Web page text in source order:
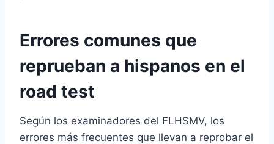
Errores comunes que
reprueban a hispanos en el
road test
Según los examinadores del FLHSMV, los
errores más frecuentes que llevan a reprobar el